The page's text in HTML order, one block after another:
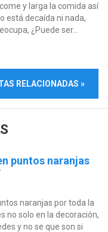
y larga la comida así
está decaída ni nada,
¿Puede ser...
RELACIONADAS »
puntos naranjas
naranjas por toda la
no solo en la decoración,
y no se que son si